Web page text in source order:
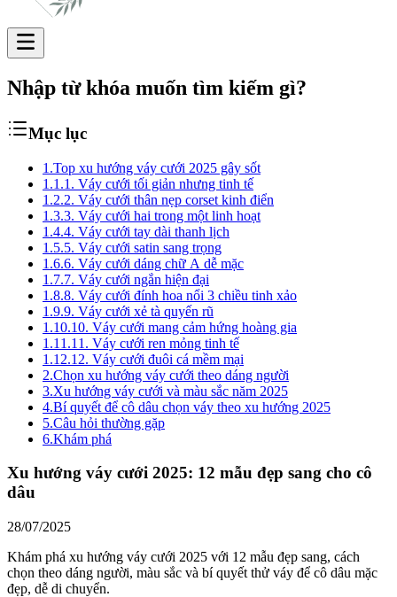
Nhập từ khóa muốn tìm kiếm gì?
Mục lục
1.Top xu hướng váy cưới 2025 gây sốt
1.1.1. Váy cưới tối giản nhưng tinh tế
1.2.2. Váy cưới thân nẹp corset kinh điển
1.3.3. Váy cưới hai trong một linh hoạt
1.4.4. Váy cưới tay dài thanh lịch
1.5.5. Váy cưới satin sang trọng
1.6.6. Váy cưới dáng chữ A dễ mặc
1.7.7. Váy cưới ngắn hiện đại
1.8.8. Váy cưới đính hoa nổi 3 chiều tinh xảo
1.9.9. Váy cưới xẻ tà quyến rũ
1.10.10. Váy cưới mang cảm hứng hoàng gia
1.11.11. Váy cưới ren mỏng tinh tế
1.12.12. Váy cưới đuôi cá mềm mại
2.Chọn xu hướng váy cưới theo dáng người
3.Xu hướng váy cưới và màu sắc năm 2025
4.Bí quyết để cô dâu chọn váy theo xu hướng 2025
5.Câu hỏi thường gặp
6.Khám phá
Xu hướng váy cưới 2025: 12 mẫu đẹp sang cho cô
dâu
28/07/2025
Khám phá xu hướng váy cưới 2025 với 12 mẫu đẹp sang, cách
chọn theo dáng người, màu sắc và bí quyết thử váy để cô dâu mặc
đẹp, dễ di chuyển.